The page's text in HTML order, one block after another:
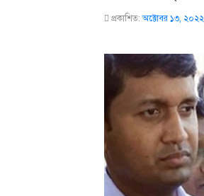
প্রকাশিত:অক্টোবর ১৩, ২০২২